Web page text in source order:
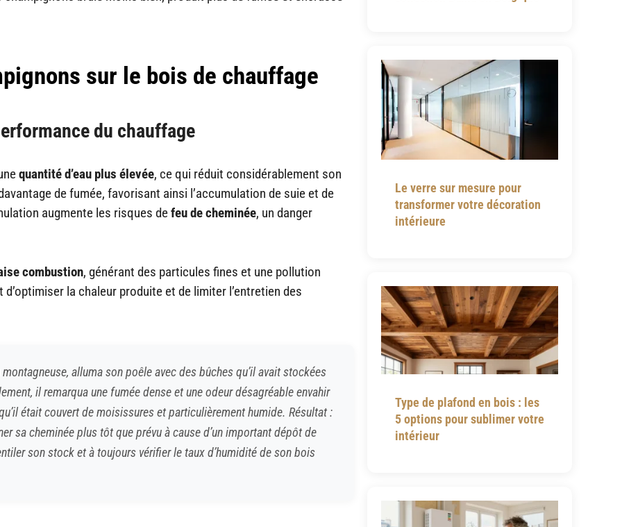
sur le bois de chauffage
du chauffage
quantité d’eau plus élevée, ce qui réduit considérablement son
de fumée, favorisant ainsi l’accumulation de suie et de
augmente les risques defeu de cheminée, un danger
combustion, générant des particules fines et une pollution
la chaleur produite et de limiter l’entretien des
montagneuse, alluma son poêle avec des bûches qu’il avait stockées
il remarqua une fumée dense et une odeur désagréable envahir
était couvert de moisissures et particulièrement humide. Résultat :
sa cheminée plus tôt que prévu à cause d’un important dépôt de
son stock et à toujours vérifier le taux d’humidité de son bois
Le verre sur mesure pour
transformer votre décoration
intérieure
Type de plafond en bois : les
5 options pour sublimer votre
intérieur